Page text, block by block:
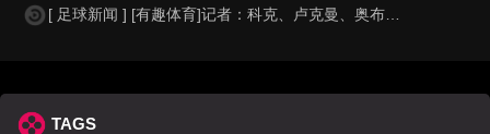
[ 足球新闻 ] [有趣体育]记者：科克、卢克曼、奥布拉克参加马竞训练，卡尔多
TAGS